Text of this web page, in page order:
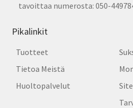
tavoittaa numerosta: 050-
Pikalinkit
Tuotteet
Tietoa Meistä
Huoltopalvelut